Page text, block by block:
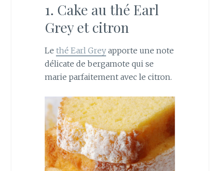
1. Cake au thé Earl
Grey et citron
Le thé Earl Greyapporte une note
délicate de bergamote qui se
marie parfaitement avec le citron.